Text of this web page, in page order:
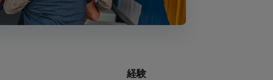
経験